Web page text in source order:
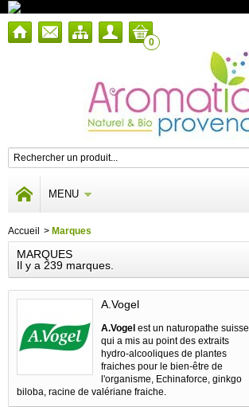
0
MENU
Accueil > Marques
MARQUES
Il y a 239 marques.
A.Vogel
A.Vogel est un naturopathe suisse
qui a mis au point des extraits
hydro-alcooliques de plantes
fraiches pour le bien-être de
l'organisme, Echinaforce, ginkgo
biloba, racine de valériane fraiche.